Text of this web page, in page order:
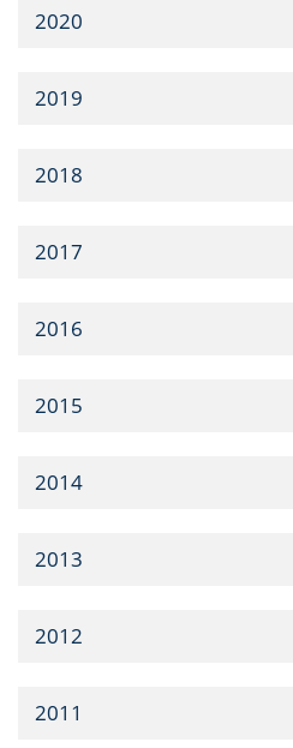
2020
2019
2018
2017
2016
2015
2014
2013
2012
2011